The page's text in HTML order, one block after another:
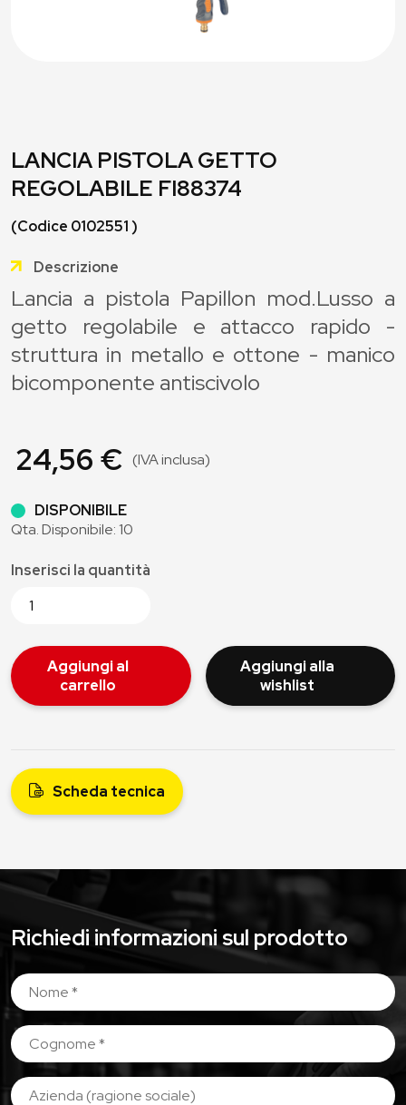
LANCIA PISTOLA GETTO
REGOLABILE FI88374
(Codice 0102551 )
Descrizione
Lancia a pistola Papillon mod.Lusso a
getto regolabile e attacco rapido -
struttura in metallo e ottone - manico
bicomponente antiscivolo
24,56 € (IVA inclusa)
DISPONIBILE
Qta. Disponibile: 10
Inserisci la quantità
Aggiungi al
carrello
Aggiungi alla
wishlist
Scheda tecnica
Richiedi informazioni sul prodotto